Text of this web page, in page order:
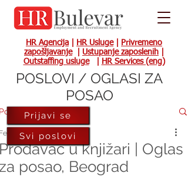
HR Agencija HR Usluge|
Privremeno
zapošljavanje| Ustupanje zaposlenih
Outstaffing usluge| HR Services (eng)
u knjižari | Oglas
posao, Beograd
14, 2024
Prijavi se
Svi poslovi
POSLOVI / OGLASI ZA
POSAO